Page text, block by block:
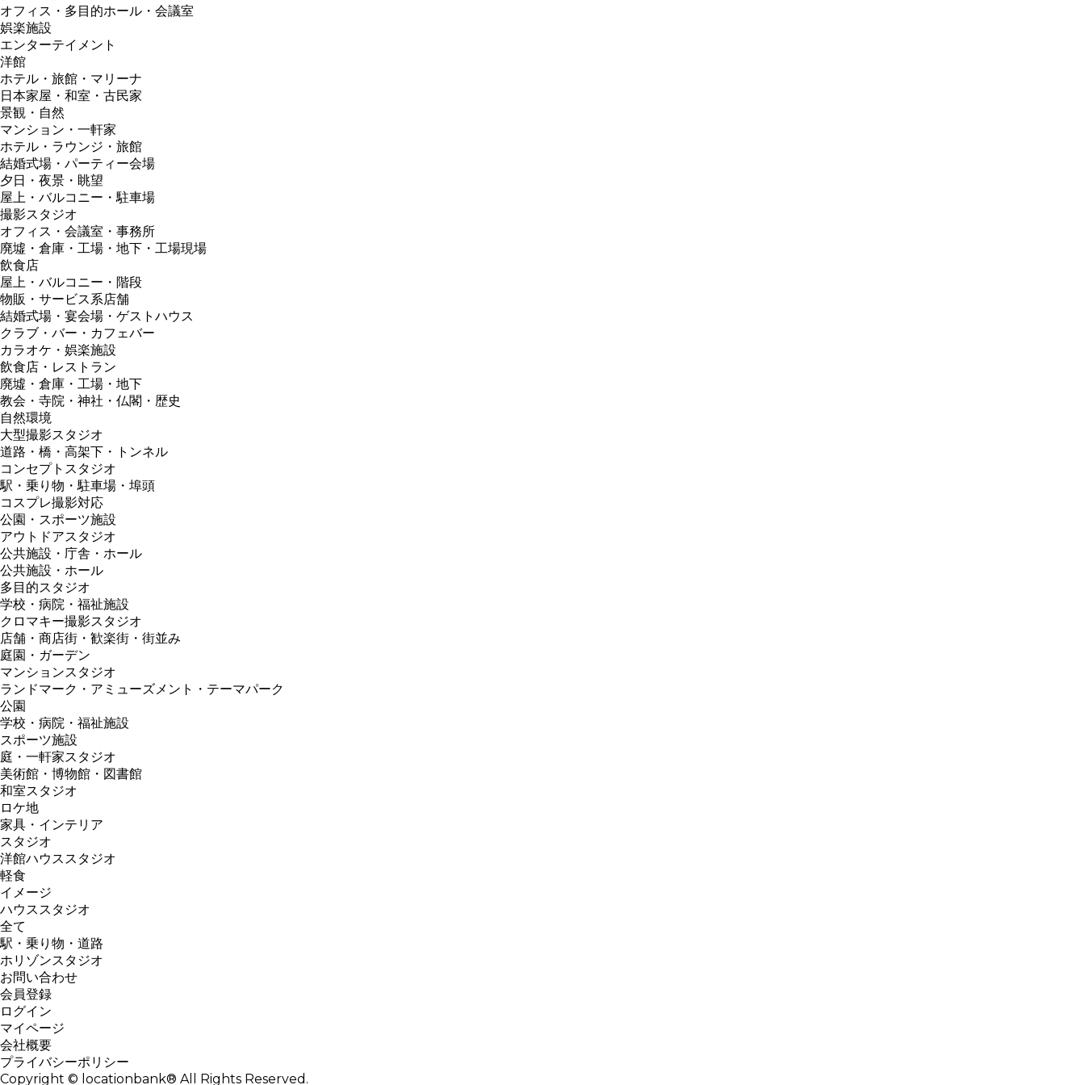
オフィス・多目的ホール・会議室
娯楽施設
エンターテイメント
洋館
ホテル・旅館・マリーナ
日本家屋・和室・古民家
景観・自然
マンション・一軒家
ホテル・ラウンジ・旅館
結婚式場・パーティー会場
夕日・夜景・眺望
屋上・バルコニー・駐車場
撮影スタジオ
オフィス・会議室・事務所
廃墟・倉庫・工場・地下・工場現場
飲食店
屋上・バルコニー・階段
物販・サービス系店舗
結婚式場・宴会場・ゲストハウス
クラブ・バー・カフェバー
カラオケ・娯楽施設
飲食店・レストラン
廃墟・倉庫・工場・地下
教会・寺院・神社・仏閣・歴史
自然環境
大型撮影スタジオ
道路・橋・高架下・トンネル
コンセプトスタジオ
駅・乗り物・駐車場・埠頭
コスプレ撮影対応
公園・スポーツ施設
アウトドアスタジオ
公共施設・庁舎・ホール
公共施設・ホール
多目的スタジオ
学校・病院・福祉施設
クロマキー撮影スタジオ
店舗・商店街・歓楽街・街並み
庭園・ガーデン
マンションスタジオ
ランドマーク・アミューズメント・テーマパーク
公園
学校・病院・福祉施設
スポーツ施設
庭・一軒家スタジオ
美術館・博物館・図書館
和室スタジオ
ロケ地
家具・インテリア
スタジオ
洋館ハウススタジオ
軽食
イメージ
ハウススタジオ
全て
駅・乗り物・道路
ホリゾンスタジオ
お問い合わせ
会員登録
ログイン
マイページ
会社概要
プライバシーポリシー
Copyright © locationbank® All Rights Reserved.